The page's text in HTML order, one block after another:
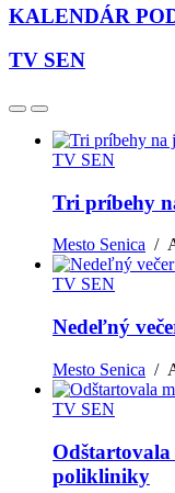
KALENDÁR
TV SEN
TV SEN
Tri príbehy
Mesto Senica /
TV SEN
Nedeľný
Mesto Senica /
TV SEN
Odštartovala
polikliniky